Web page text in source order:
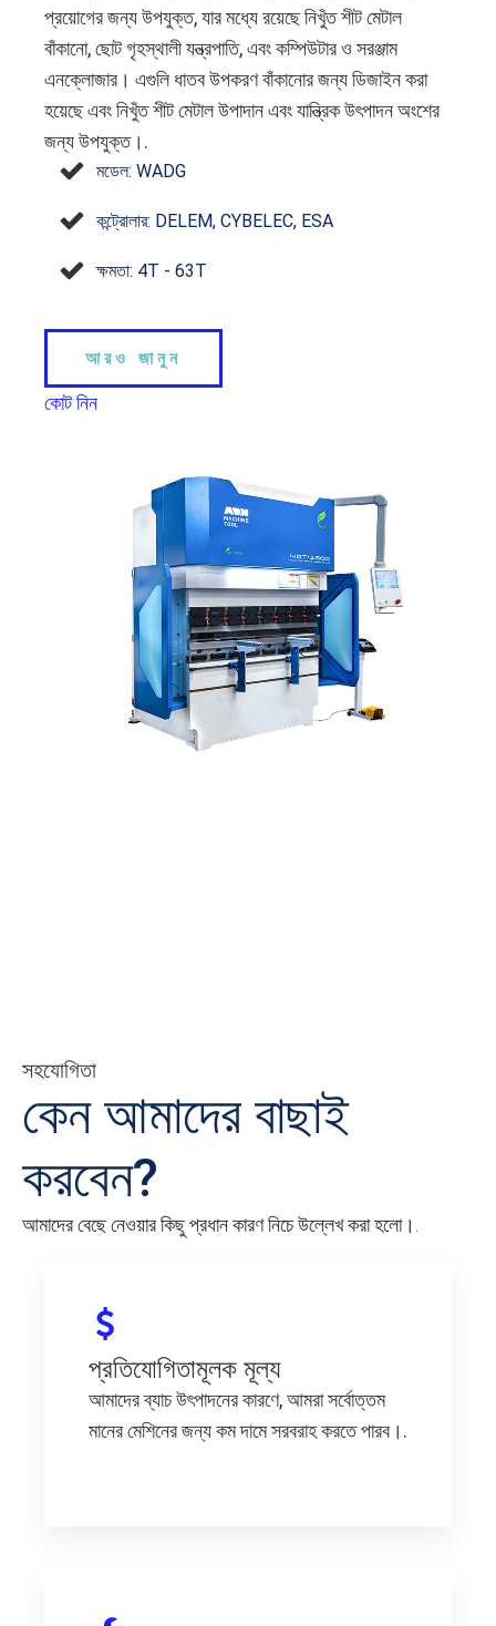
প্রয়োগের জন্য উপযুক্ত, যার মধ্যে রয়েছে নিখুঁত শীট মেটাল
বাঁকানো, ছোট গৃহস্থালী যন্ত্রপাতি, এবং কম্পিউটার ও সরঞ্জাম
এনক্লোজার। এগুলি ধাতব উপকরণ বাঁকানোর জন্য ডিজাইন করা
হয়েছে এবং নিখুঁত শীট মেটাল উপাদান এবং যান্ত্রিক উৎপাদন অংশের
জন্য উপযুক্ত।.
মডেল: WADG
কন্ট্রোলার: DELEM, CYBELEC, ESA
ক্ষমতা: 4T - 63T
আরও জানুন
কোট নিন
সহযোগিতা
কেন আমাদের বাছাই
করবেন?
আমাদের বেছে নেওয়ার কিছু প্রধান কারণ নিচে উল্লেখ করা হলো।.
প্রতিযোগিতামূলক মূল্য
আমাদের ব্যাচ উৎপাদনের কারণে, আমরা সর্বোত্তম
মানের মেশিনের জন্য কম দামে সরবরাহ করতে পারব।.